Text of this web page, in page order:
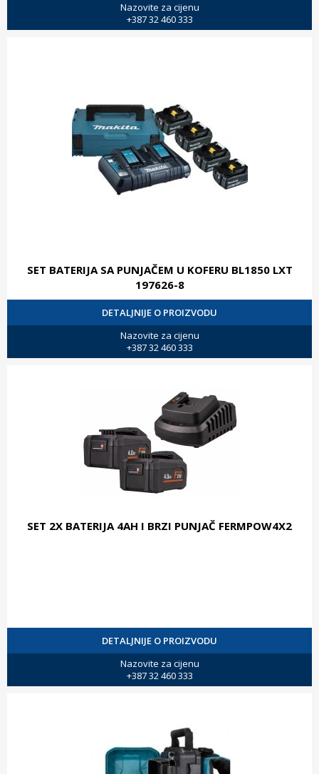
Nazovite za cijenu
+387 32 460 333
SET BATERIJA SA PUNJAČEM U KOFERU BL1850 LXT
197626-8
DETALJNIJE O PROIZVODU
Nazovite za cijenu
+387 32 460 333
SET 2X BATERIJA 4AH I BRZI PUNJAČ FERMPOW4X2
DETALJNIJE O PROIZVODU
Nazovite za cijenu
+387 32 460 333